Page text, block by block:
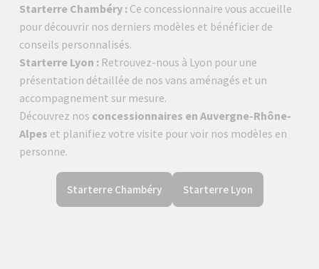
Starterre Chambéry : Ce concessionnaire vous accueille
pour découvrir nos derniers modèles et bénéficier de
conseils personnalisés.
Starterre Lyon : Retrouvez-nous à Lyon pour une
présentation détaillée de nos vans aménagés et un
accompagnement sur mesure.
Découvrez nos concessionnaires en Auvergne-Rhône-
Alpes et planifiez votre visite pour voir nos modèles en
personne.
Starterre Chambéry Starterre Lyon